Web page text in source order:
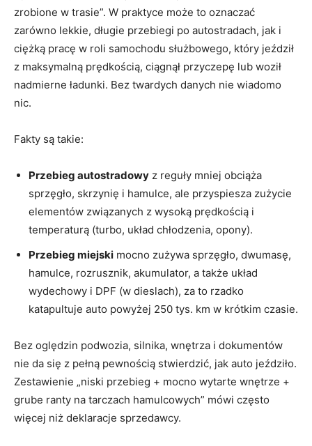
zrobione w trasie”. W praktyce może to oznaczać
zarówno lekkie, długie przebiegi po autostradach, jak i
ciężką pracę w roli samochodu służbowego, który jeździł
z maksymalną prędkością, ciągnął przyczepę lub woził
nadmierne ładunki. Bez twardych danych nie wiadomo
nic.
Fakty są takie:
Przebieg autostradowy z reguły mniej obciąża
sprzęgło, skrzynię i hamulce, ale przyspiesza zużycie
elementów związanych z wysoką prędkością i
temperaturą (turbo, układ chłodzenia, opony).
Przebieg miejski mocno zużywa sprzęgło, dwumasę,
hamulce, rozrusznik, akumulator, a także układ
wydechowy i DPF (w dieslach), za to rzadko
katapultuje auto powyżej 250 tys. km w krótkim czasie.
Bez oględzin podwozia, silnika, wnętrza i dokumentów
nie da się z pełną pewnością stwierdzić, jak auto jeździło.
Zestawienie „niski przebieg + mocno wytarte wnętrze +
grube ranty na tarczach hamulcowych” mówi często
więcej niż deklaracje sprzedawcy.